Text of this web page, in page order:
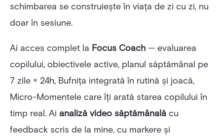
schimbarea se construiește în viața de zi cu zi, nu
doar în sesiune.
Ai acces complet la Focus Coach — evaluarea
copilului, obiectivele active, planul săptămânal pe
7 zile × 24h, Bufnița integrată în rutină și joacă,
Micro-Momentele care îți arată starea copilului în
timp real. Ai analiză video săptămânală cu
feedback scris de la mine, cu markere și